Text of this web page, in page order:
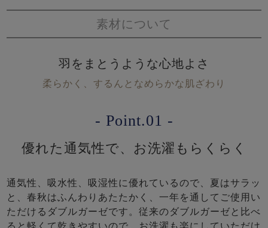
素材について
羽をまとうような心地よさ
柔らかく、するんとなめらかな肌ざわり
- Point.01 -
優れた通気性で、お洗濯もらくらく
通気性、吸水性、吸湿性に優れているので、夏はサラッ
と、春秋はふんわりあたたかく、一年を通してご使用い
ただけるダブルガーゼです。従来のダブルガーゼと比べ
ると軽くて乾きやすいので、お洗濯も楽にしていただけ